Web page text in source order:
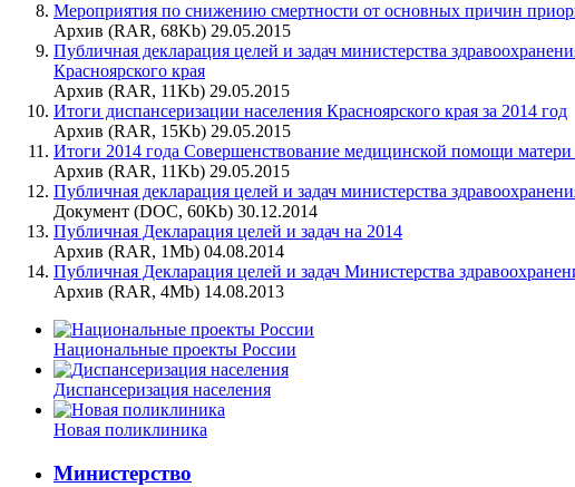
Мероприятия по снижению смертности от основных причин
Архив (RAR, 68Kb) 29.05.2015
Публичная декларация целей и задач министерства
Красноярского края
Архив (RAR, 11Kb) 29.05.2015
Итоги диспансеризации населения Красноярского края за 2014 год
Архив (RAR, 15Kb) 29.05.2015
Итоги 2014 года Совершенствование медицинской помощи матери
Архив (RAR, 11Kb) 29.05.2015
Публичная декларация целей и задач министерства
Документ (DOC, 60Kb) 30.12.2014
Публичная Декларация целей и задач на 2014
Архив (RAR, 1Mb) 04.08.2014
Публичная Декларация целей и задач Министерства
Архив (RAR, 4Mb) 14.08.2013
Национальные проекты России
Диспансеризация населения
Новая поликлиника
Министерство